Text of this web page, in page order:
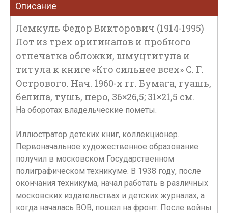
Описание
Лемкуль Федор Викторович (1914-1995)
Лот из трех оригиналов и пробного
отпечатка обложки, шмуцтитула и
титула к книге «Кто сильнее всех» С. Г.
Острового. Нач. 1960-х гг. Бумага, гуашь,
белила, тушь, перо, 36×26,5; 31×21,5 см.
На оборотах владельческие пометы.
Иллюстратор детских книг, коллекционер.
Первоначальное художественное образование
получил в московском Государственном
полиграфическом техникуме. В 1938 году, после
окончания техникума, начал работать в различных
московских издательствах и детских журналах, а
когда началась ВОВ, пошел на фронт. После войны